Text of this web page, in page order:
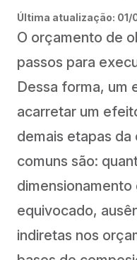
Última atualização: 01/
O orçamento de
passos para
Dessa forma, um
acarretar um
demais etapas da
comuns são:
equivocado,
indiretas nos